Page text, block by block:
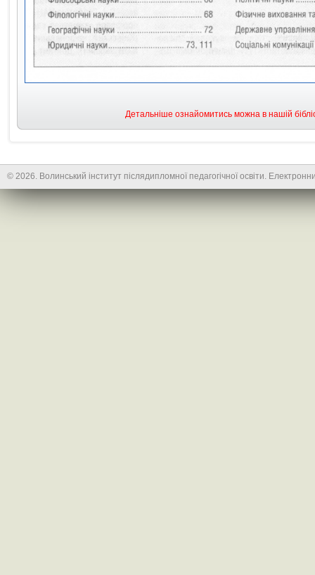
Детальніше ознайомитись можна в нашій
© 2026. Волинський інститут післядипломної педагогічної освіти.